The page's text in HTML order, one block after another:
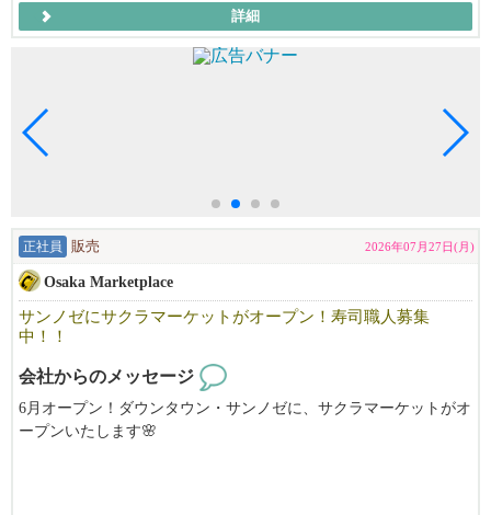
おります。
働くうちに徐々に覚えていってもらえればOKですし、
将来の部分までサポートしのびのび活躍してもらっています。
◆◇もっと我々を知りたい人には。
EK FOOD SERVICES
http://www.ekfoodservices.com/
Workstyle / アメリカでの働き方改革
http://www.ekfoodservices.com/workstyle/
http://www.ekfoodservices.com/interview/
詳細
正社員 販売 2026年07月27日(月)
Osaka Marketplace
サンノゼにサクラマーケットがオープン！寿司職人募集
中！！
会社からのメッセージ
6月オープン！ダウンタウン・サンノゼに、サクラマーケットがオ
ープンいたします🌸